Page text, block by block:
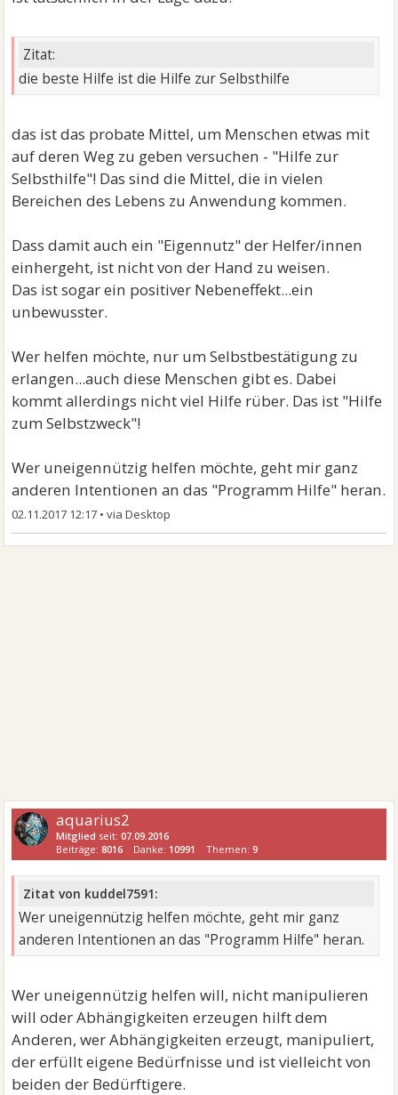
Zitat:
die beste Hilfe ist die Hilfe zur Selbsthilfe
das ist das probate Mittel, um Menschen etwas mit
auf deren Weg zu geben versuchen - "Hilfe zur
Selbsthilfe"! Das sind die Mittel, die in vielen
Bereichen des Lebens zu Anwendung kommen.
Dass damit auch ein "Eigennutz" der Helfer/innen
einhergeht, ist nicht von der Hand zu weisen.
Das ist sogar ein positiver Nebeneffekt...ein
unbewusster.
Wer helfen möchte, nur um Selbstbestätigung zu
erlangen...auch diese Menschen gibt es. Dabei
kommt allerdings nicht viel Hilfe rüber. Das ist "Hilfe
zum Selbstzweck"!
Wer uneigennützig helfen möchte, geht mir ganz
anderen Intentionen an das "Programm Hilfe" heran.
02.11.2017 12:17 •
aquarius2
Mitglied seit:07.09.2016
Beiträge:8016 Danke: 10991 Themen:9
Zitat von kuddel7591:
Wer uneigennützig helfen möchte, geht mir ganz
anderen Intentionen an das "Programm Hilfe" heran.
Wer uneigennützig helfen will, nicht manipulieren
will oder Abhängigkeiten erzeugen hilft dem
Anderen, wer Abhängigkeiten erzeugt, manipuliert,
der erfüllt eigene Bedürfnisse und ist vielleicht von
beiden der Bedürftigere.